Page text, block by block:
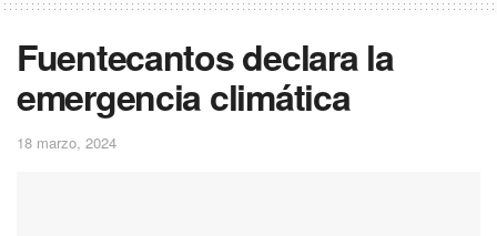
Fuentecantos declara la
emergencia climática
18 marzo, 2024